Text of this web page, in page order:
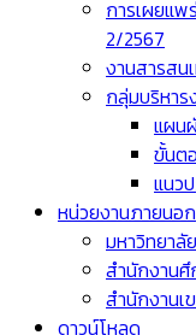
การเผยแพ
2/2567
งานสารสน
กลุ่มบริหาร
แผน
ขั้นต
แนว
หน่วยงานภายนอก
มหาวิทยา
สำนักงานศึ
สำนักงานเ
ดาวน์โหลด